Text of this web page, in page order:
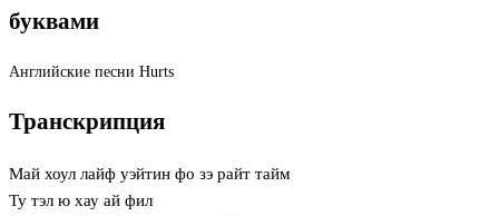
буквами
Английские песни Hurts
Транскрипция
Май хоул лайф уэйтин фо зэ райт тайм
Ту тэл ю хау ай фил